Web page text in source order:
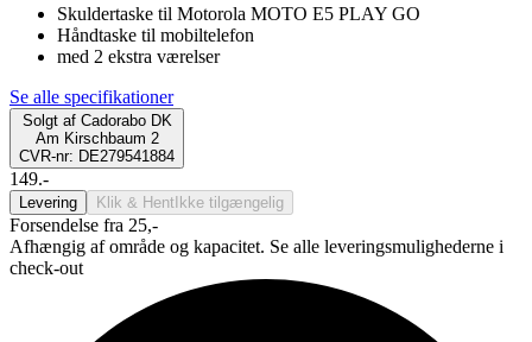
Skuldertaske til Motorola MOTO E5 PLAY GO
Håndtaske til mobiltelefon
med 2 ekstra værelser
Se alle specifikationer
Solgt af Cadorabo DK
Am Kirschbaum 2
CVR-nr: DE279541884
149.-
Levering Klik & Hent Ikke tilgængelig
Forsendelse fra 25,-
Afhængig af område og kapacitet. Se alle leveringsmulighederne i
check-out